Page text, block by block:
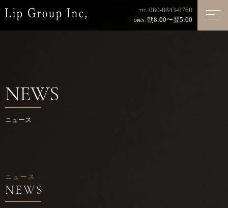
TEL: 080-8843-0768
OPEN: 朝8:00〜翌5:00
NEWS
ニュース
ニュース